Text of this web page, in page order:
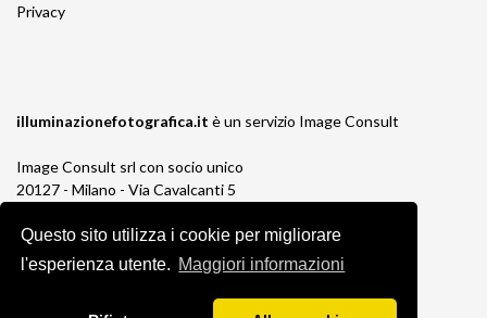
Questo sito utilizza i cookie per migliorare
l'esperienza utente. Maggiori informazioni
Privacy
illuminazionefotografica.it è un servizio Image Consult
Image Consult srl con socio unico
20127 - Milano - Via Cavalcanti 5
P.IVA e C.F. 03383650961
REA 1673647 CCIAA Milano Monza Brianza
Registro Pile IT13030P00003110